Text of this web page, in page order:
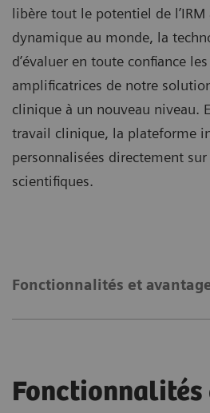
libère tout le potentiel de
dynamique au monde, la
d’évaluer en toute confiance
amplificatrices de notre
clinique à un nouveau niveau.
travail clinique, la plateforme
personnalisées directement
scientifiques.
Fonctionnalités et
Fonctionnalités